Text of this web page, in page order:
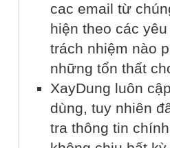
cac email từ
hiện theo các
trách nhiệm nào
những tổn thất
XayDung luôn
dùng, tuy nhiên
tra thông tin